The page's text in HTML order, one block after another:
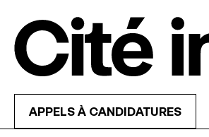
APPELS À CANDIDATURES